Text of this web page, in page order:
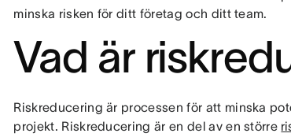
minska risken för ditt företag och ditt team.
Vad är
Riskreducering är processen för att minska
projekt. Riskreducering är en del av en större